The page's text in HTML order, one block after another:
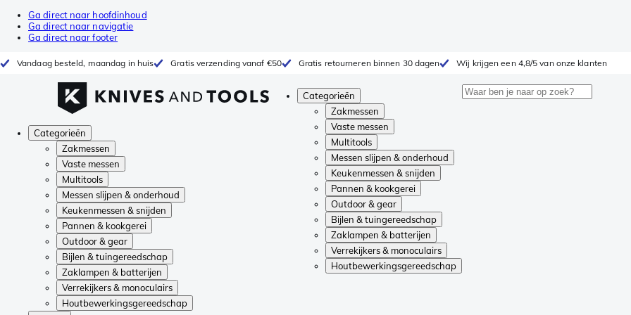
Ga direct naar hoofdinhoud
Ga direct naar navigatie
Ga direct naar footer
Vandaag besteld, maandag in huis Gratis verzending vanaf €50 Gratis retourneren binnen 30 dagen Wij krijgen een 4,8/5 van onze klanten
Categorieën
Zakmessen
Vaste messen
Multitools
Messen slijpen & onderhoud
Keukenmessen & snijden
Pannen & kookgerei
Outdoor & gear
Bijlen & tuingereedschap
Zaklampen & batterijen
Verrekijkers & monoculairs
Houtbewerkingsgereedschap
Categorieën
Zakmessen
Vaste messen
Multitools
Messen slijpen & onderhoud
Keukenmessen & snijden
Pannen & kookgerei
Outdoor & gear
Bijlen & tuingereedschap
Zaklampen & batterijen
Verrekijkers & monoculairs
Houtbewerkingsgereedschap